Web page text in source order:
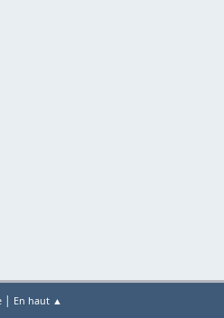
| En haut ▲